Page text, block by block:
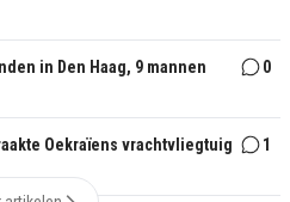
in Den Haag, 9 mannen
0
Oekraïens vrachtvliegtuig 1